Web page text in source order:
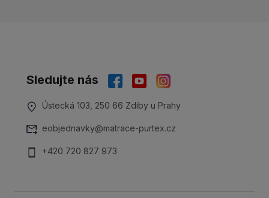
Sledujte nás
Ústecká 103, 250 66 Zdiby u Prahy
eobjednavky@matrace-purtex.cz
+420 720 827 973